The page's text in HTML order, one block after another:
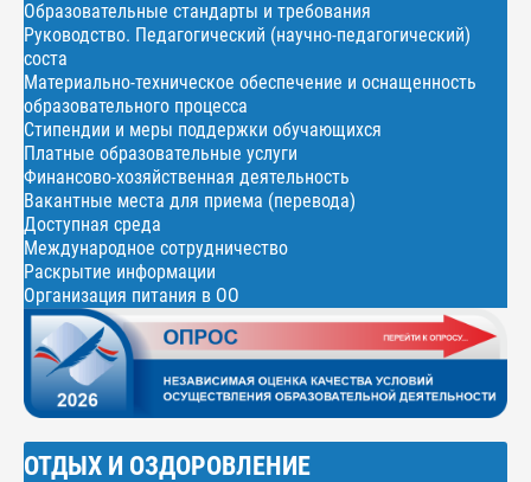
Образовательные стандарты и требования
Руководство. Педагогический (научно-педагогический)
соста
Материально-техническое обеспечение и оснащенность
образовательного процесса
Стипендии и меры поддержки обучающихся
Платные образовательные услуги
Финансово-хозяйственная деятельность
Вакантные места для приема (перевода)
Доступная среда
Международное сотрудничество
Раскрытие информации
Организация питания в ОО
ОТДЫХ И ОЗДОРОВЛЕНИЕ